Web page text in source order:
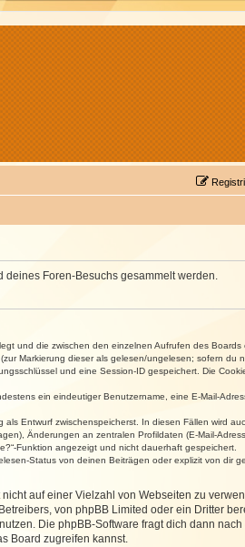
deines Foren-Besuchs gesammelt werden.
und die zwischen den einzelnen Aufrufen des Boards
Markierung dieser als gelesen/ungelesen; sofern du
und eine Session-ID gespeichert. Die
ein eindeutiger Benutzername, eine E-Mail-
Entwurf zwischenspeicherst. In diesen Fällen wird
Änderungen an zentralen Profildaten (E-Mail-
Funktion angezeigt und nicht dauerhaft gespeichert.
Status von deinen Beiträgen oder explizit von dir
auf einer Vielzahl von Webseiten zu
von phpBB Limited oder ein Dritter
Die phpBB-Software fragt dich dann
Board zugreifen kannst.